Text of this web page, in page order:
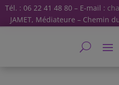
Tél. : 06 22 41 48 80 – E-mail :
JAMET, Médiateure – Chemin